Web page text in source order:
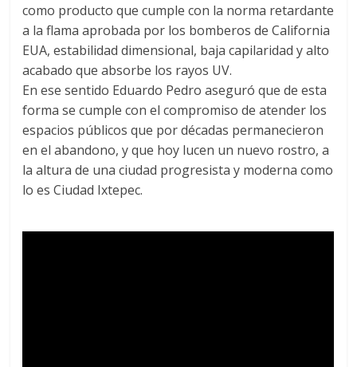
como producto que cumple con la norma retardante
a la flama aprobada por los bomberos de California
EUA, estabilidad dimensional, baja capilaridad y alto
acabado que absorbe los rayos UV.
En ese sentido Eduardo Pedro aseguró que de esta
forma se cumple con el compromiso de atender los
espacios públicos que por décadas permanecieron
en el abandono, y que hoy lucen un nuevo rostro, a
la altura de una ciudad progresista y moderna como
lo es Ciudad Ixtepec.